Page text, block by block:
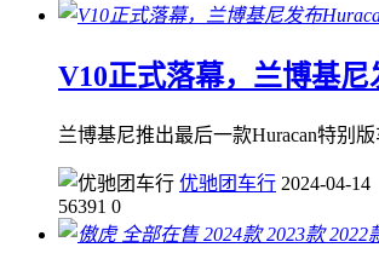
V10正式落幕，兰博基
兰博基尼推出最后一款Huracan特别
优驰团车行 2024-04-14
56391 0